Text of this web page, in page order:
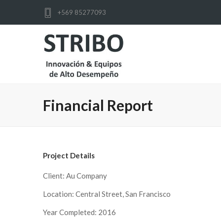
+569 85277093
Financial Report
Project Details
Client: Au Company
Location: Central Street, San Francisco
Year Completed: 2016